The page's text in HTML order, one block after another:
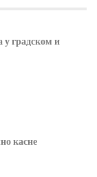
у градском и
касне